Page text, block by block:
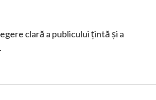
clară a publicului țintă și a